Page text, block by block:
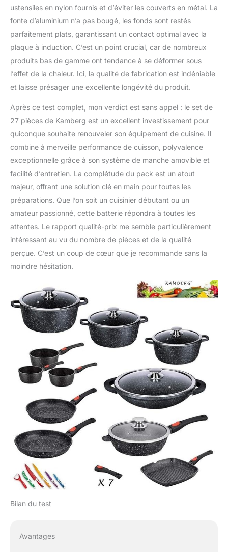
ustensiles en nylon fournis et d’éviter les couverts en métal. La
fonte d’aluminium n’a pas bougé, les fonds sont restés
parfaitement plats, garantissant un contact optimal avec la
plaque à induction. C’est un point crucial, car de nombreux
produits bas de gamme ont tendance à se déformer sous
l’effet de la chaleur. Ici, la qualité de fabrication est indéniable
et laisse présager une excellente longévité du produit.
Après ce test complet, mon verdict est sans appel : le set de
27 pièces de Kamberg est un excellent investissement pour
quiconque souhaite renouveler son équipement de cuisine. Il
combine à merveille performance de cuisson, polyvalence
exceptionnelle grâce à son système de manche amovible et
facilité d’entretien. La complétude du pack est un atout
majeur, offrant une solution clé en main pour toutes les
préparations. Que l’on soit un cuisinier débutant ou un
amateur passionné, cette batterie répondra à toutes les
attentes. Le rapport qualité-prix me semble particulièrement
intéressant au vu du nombre de pièces et de la qualité
perçue. C’est un coup de cœur que je recommande sans la
moindre hésitation.
Bilan du test
Avantages